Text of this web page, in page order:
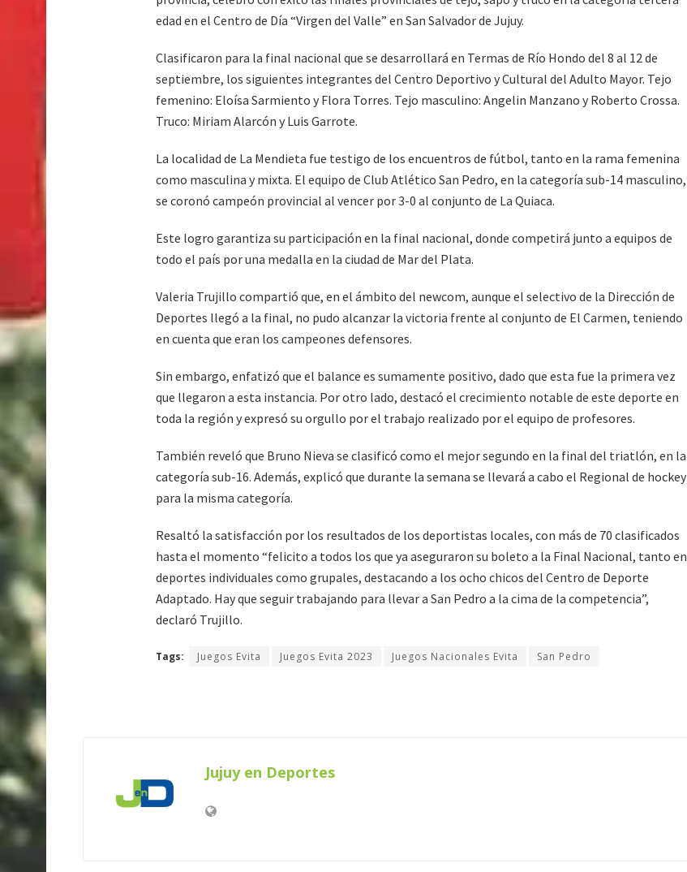
edad en el Centro de Día “Virgen del Valle” en San Salvador de Jujuy.
Clasificaron para la final nacional que se desarrollará en Termas de Río Hondo del 8 al 12 de
septiembre, los siguientes integrantes del Centro Deportivo y Cultural del Adulto Mayor. Tejo
femenino: Eloísa Sarmiento y Flora Torres. Tejo masculino: Angelin Manzano y Roberto Crossa.
Truco: Miriam Alarcón y Luis Garrote.
La localidad de La Mendieta fue testigo de los encuentros de fútbol, tanto en la rama femenina
como masculina y mixta. El equipo de Club Atlético San Pedro, en la categoría sub-14 masculino,
se coronó campeón provincial al vencer por 3-0 al conjunto de La Quiaca.
Este logro garantiza su participación en la final nacional, donde competirá junto a equipos de
todo el país por una medalla en la ciudad de Mar del Plata.
Valeria Trujillo compartió que, en el ámbito del newcom, aunque el selectivo de la Dirección de
Deportes llegó a la final, no pudo alcanzar la victoria frente al conjunto de El Carmen, teniendo
en cuenta que eran los campeones defensores.
Sin embargo, enfatizó que el balance es sumamente positivo, dado que esta fue la primera vez
que llegaron a esta instancia. Por otro lado, destacó el crecimiento notable de este deporte en
toda la región y expresó su orgullo por el trabajo realizado por el equipo de profesores.
También reveló que Bruno Nieva se clasificó como el mejor segundo en la final del triatlón, en la
categoría sub-16. Además, explicó que durante la semana se llevará a cabo el Regional de hockey
para la misma categoría.
Resaltó la satisfacción por los resultados de los deportistas locales, con más de 70 clasificados
hasta el momento “felicito a todos los que ya aseguraron su boleto a la Final Nacional, tanto en
deportes individuales como grupales, destacando a los ocho chicos del Centro de Deporte
Adaptado. Hay que seguir trabajando para llevar a San Pedro a la cima de la competencia”,
declaró Trujillo.
Tags: Juegos Evita Juegos Evita 2023 Juegos Nacionales Evita San Pedro
Jujuy en Deportes